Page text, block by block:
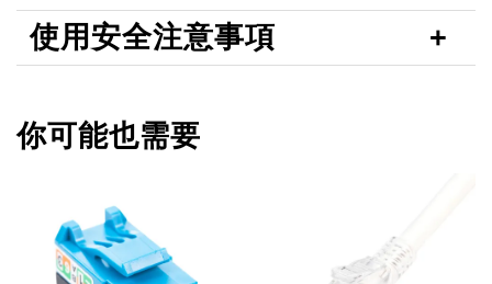
使用安全注意事項
你可能也需要